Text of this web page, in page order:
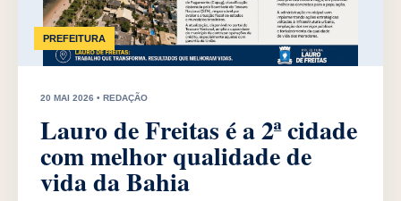
PREFEITURA
20 MAI 2026 • REDAÇÃO
Lauro de Freitas é a 2ª cidade
com melhor qualidade de
vida da Bahia